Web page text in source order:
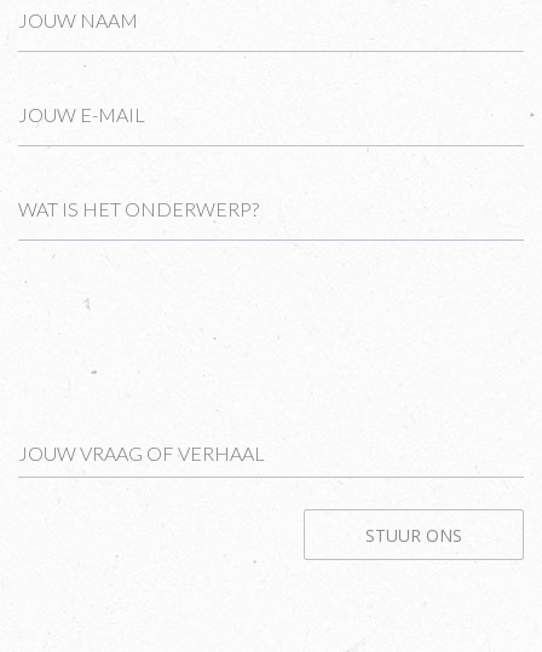
JOUW NAAM
JOUW E-MAIL
WAT IS HET ONDERWERP?
JOUW VRAAG OF VERHAAL